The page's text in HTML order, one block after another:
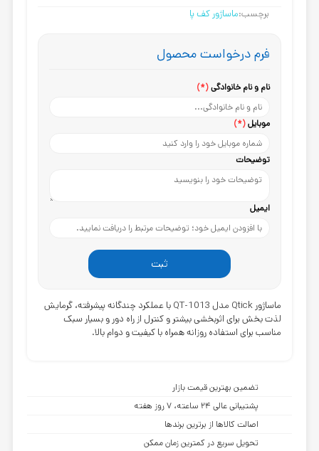
برچسب:ماساژور کف پا
فرم درخواست محصول
نام و نام خانوادگی(*)
موبایل(*)
توضیحات
ایمیل
ثبت
ماساژور Qtick مدل QT-1013
با عملکرد چندگانه پیشرفته، گرمایش
لذت بخش برای اثربخشی بیشتر و کنترل از راه دور و بسیار سبک
مناسب برای استفاده روزانه همراه با کیفیت و دوام بالا.
تضمین بهترین قیمت بازار
پشتیبانی عالی ۲۴ ساعته، ۷ روز هفته
اصالت کالاها از برترین برندها
تحویل سریع در کمترین زمان ممکن